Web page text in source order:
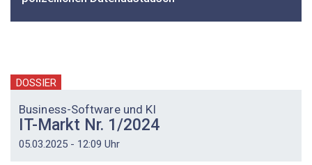
DOSSIER
Business-Software und KI
IT-Markt Nr. 1/2024
05.03.2025 - 12:09 Uhr